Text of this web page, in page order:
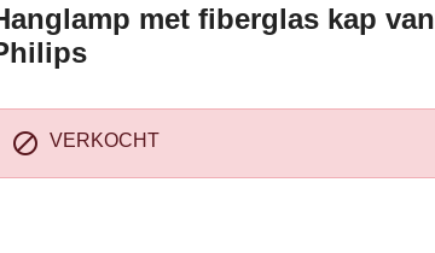
met fiberglas kap van
 VERKOCHT